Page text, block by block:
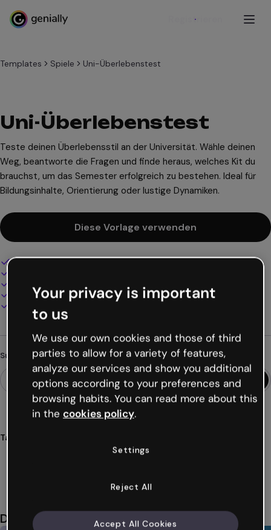
Registrieren
Templates Spiele Uni-Überlebenstest
Uni-Überlebenstest
Teste deinen Überlebensstil an der Universität. Wähle deinen
Weg, beantworte die Fragen und finde heraus, welches Kit du
brauchst, um das Semester erfolgreich zu bestehen. Ideal für
Bildungsinhalte, Orientierung oder lustige Dynamiken.
Diese Vorlage verwenden
Interaktives und animiertes Design
Online präsentieren, teilen oder veröffentlichen
Als PDF, MP4 und andere Formate herunterladen
Suchst du etwas anderes?
Tags
überleben
Das könnte dir auch gefallen
Your privacy is important
to us
We use our own cookies and those of third
parties to allow for a variety of features,
analyze our services and show you additional
options according to your preferences and
browsing habits. You can read more about this
in the cookies policy.
Settings
Reject All
Accept All Cookies